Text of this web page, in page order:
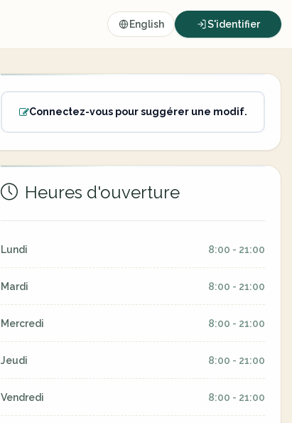
English S'identifier
Connectez-vous pour suggérer une modif.
Heures d'ouverture
Lundi 8:00 - 21:00
Mardi 8:00 - 21:00
Mercredi 8:00 - 21:00
Jeudi 8:00 - 21:00
Vendredi 8:00 - 21:00